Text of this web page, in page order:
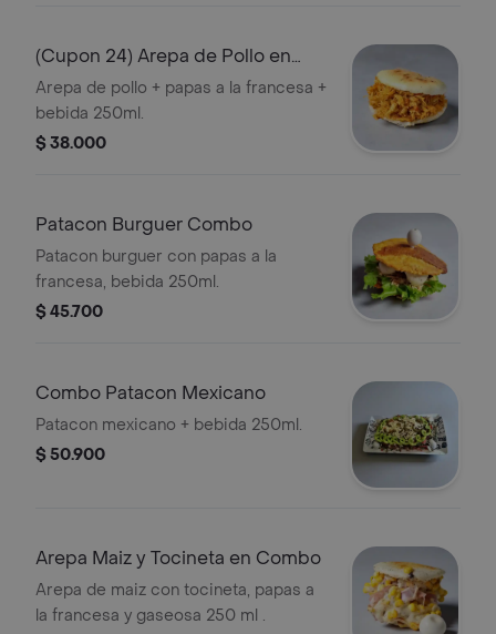
(Cupon 24) Arepa de Pollo en
Combo
Arepa de pollo + papas a la francesa +
bebida 250ml.
$ 38.000
Patacon Burguer Combo
Patacon burguer con papas a la
francesa, bebida 250ml.
$ 45.700
Combo Patacon Mexicano
Patacon mexicano + bebida 250ml.
$ 50.900
Arepa Maiz y Tocineta en Combo
Arepa de maiz con tocineta, papas a
la francesa y gaseosa 250 ml .